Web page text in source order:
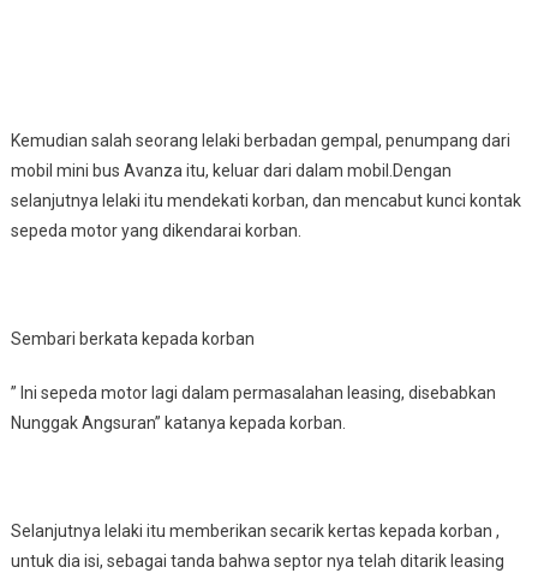
Kemudian salah seorang lelaki berbadan gempal, penumpang dari
mobil mini bus Avanza itu, keluar dari dalam mobil.Dengan
selanjutnya lelaki itu mendekati korban, dan mencabut kunci kontak
sepeda motor yang dikendarai korban.
Sembari berkata kepada korban
” Ini sepeda motor lagi dalam permasalahan leasing, disebabkan
Nunggak Angsuran” katanya kepada korban.
Selanjutnya lelaki itu memberikan secarik kertas kepada korban ,
untuk dia isi, sebagai tanda bahwa septor nya telah ditarik leasing